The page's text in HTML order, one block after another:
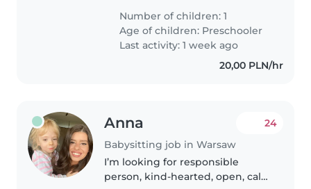
energicznego i gadatliwego.
Potrzebna osoba, która nie
obawia się zwierząt. Z chęcią
odpowiemy na wszelkie pytania..
Number of children: 1
Age of children: Preschooler
Last activity: 1 week ago
20,00 PLN/hr
Anna
Babysitting job in Warsaw
24
I’m looking for responsible
person, kind-hearted, open, calm